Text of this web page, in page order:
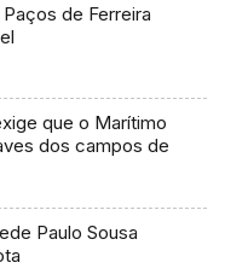
de Ferreira
que o Marítimo
dos campos de
Paulo Sousa